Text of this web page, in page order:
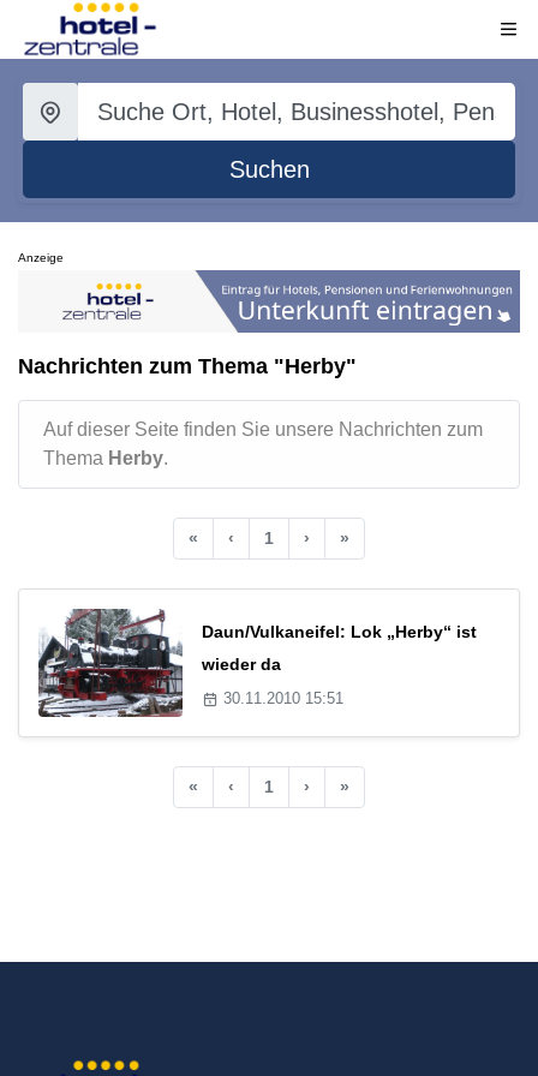
Suchen
Anzeige
Nachrichten zum Thema "Herby"
Auf dieser Seite finden Sie unsere Nachrichten zum
Thema Herby.
« ‹ 1 › »
Daun/Vulkaneifel: Lok „Herby“ ist
wieder da
30.11.2010 15:51
« ‹ 1 › »